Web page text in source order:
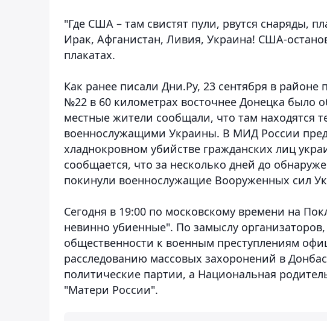
"Где США – там свистят пули, рвутся снаряды,
Ирак, Афганистан, Ливия, Украина! США-
плакатах.
Как ранее писали Дни.Ру, 23 сентября в
№22 в 60 километрах восточнее Донецка было
местные жители сообщали, что там находятся
военнослужащими Украины. В МИД России
хладнокровном убийстве гражданских лиц
сообщается, что за несколько дней до
покинули военнослужащие Вооруженных сил
Сегодня в 19:00 по московскому времени на
невинно убиенные". По замыслу
общественности к военным преступлениям
расследованию массовых захоронений в
политические партии, а Национальная
"Матери России".